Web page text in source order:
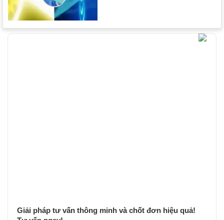
Giải pháp tư vấn thông minh và chốt đơn hiệu quả!